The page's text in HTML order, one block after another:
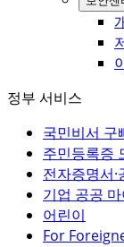
정부 서비스
국민비서 구
주민등록증
전자증명서
기업 공공
어린이
For